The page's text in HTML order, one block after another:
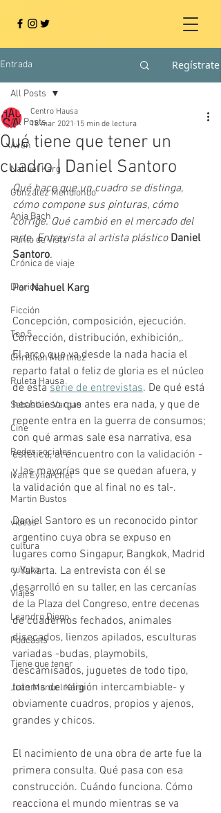
Entrada Regístrate
All Posts
Aven
Nahuel Karg
González Mendiondo
Ania Bach
Punto de vista
Crónica de viaje
Diarios
Ficción
Top 5
Christian Martinez
Ruleta Hausa
Sebastián Vargas
Cine
Redes sociales
Ivan Eyharchet
Martin Bustos
videos
cultura
cultura
Viajes
Leandro Diego
Podcasts
Tiene que tener
Juan Manuel Karg
All Posts
Qué tiene que tener un
cuadro | Daniel Santoro
Centro Hausa
18 mar 2021 15 min de lectura
Qué hace que un cuadro se distinga,
cómo compone sus pinturas, cómo
corrige. Qué cambió en el mercado del
arte. Entrevista al artista plástico Daniel
Santoro.
Por Nahuel Karg
Concepción, composición, ejecución.
Corrección, distribución, exhibición,.
El arco que va desde la nada hacia el
reparto fatal o feliz de gloria es el núcleo
de esta serie de entrevistas. De qué está
hecho eso que antes era nada, y que de
repente entra en la guerra de consumos;
con qué armas sale esa narrativa, esa
estética, al encuentro con la validación -
y las mayorías que se quedan afuera, y
la validación que al final no es tal-.
Daniel Santoro es un reconocido pintor
argentino cuya obra se expuso en
lugares como Singapur, Bangkok, Madrid
y Yakarta. La entrevista con él se
desarrolló en su taller, en las cercanías
de la Plaza del Congreso, entre decenas
de cuadernos fechados, animales
disecados, lienzos apilados, esculturas
variadas -budas, playmobils,
descamisados, juguetes de todo tipo,
totems de religión intercambiable- y
obviamente cuadros, propios y ajenos,
grandes y chicos.
El nacimiento de una obra de arte fue la
primera consulta. Qué pasa con esa
construcción. Cuándo funciona. Cómo
reacciona el mundo mientras se va